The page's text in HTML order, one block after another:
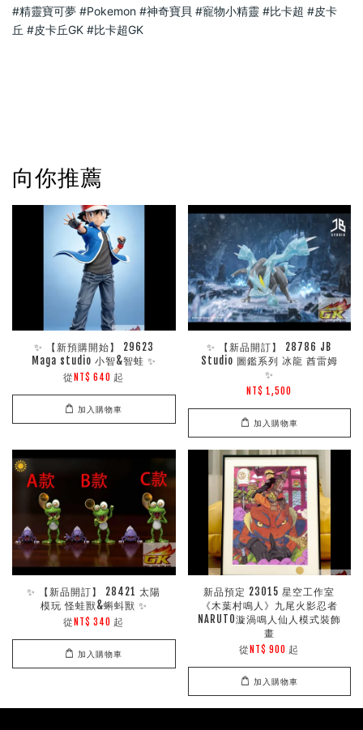
#精靈寶可夢 #Pokemon #神奇寶貝 #寵物小精靈 #比卡超 #皮卡
丘 #皮卡丘GK #比卡超GK
向你推薦
✨ 【新預購開始】 29623
Maga studio 小智&智蛙 ✨
從 NT$ 640 起
加入購物車
✨ 【新品開訂】 28786 JB
Studio 圖鑑系列 冰龍 酋雷姆
✨
NT$ 1,500
加入購物車
✨ 【新品開訂】 28421 太陽
模玩 怪蛙獸&蝌蚪獸 ✨
從 NT$ 340 起
加入購物車
新品預定 23015 星空工作室
《木葉村鳴人》九尾火影忍者
NARUTO漩渦鳴人仙人模式裝飾
畫
從 NT$ 900 起
加入購物車